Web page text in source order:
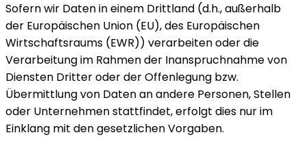
Sofern wir Daten in einem Drittland (d.h., außerhalb
der Europäischen Union (EU), des Europäischen
Wirtschaftsraums (EWR)) verarbeiten oder die
Verarbeitung im Rahmen der Inanspruchnahme von
Diensten Dritter oder der Offenlegung bzw.
Übermittlung von Daten an andere Personen, Stellen
oder Unternehmen stattfindet, erfolgt dies nur im
Einklang mit den gesetzlichen Vorgaben.